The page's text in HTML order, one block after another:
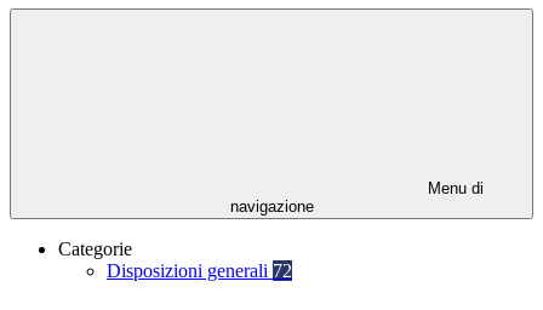
Menu di
navigazione
Categorie
Disposizioni generali 72